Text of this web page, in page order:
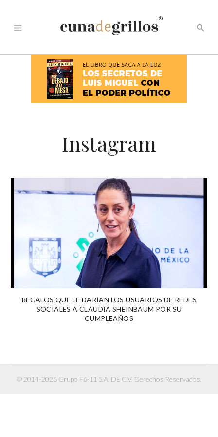
menu
®
search
Instagram
REGALOS QUE LE DARÍAN LOS USUARIOS DE REDES
SOCIALES A CLAUDIA SHEINBAUM POR SU
CUMPLEAÑOS
© 2014-2026 Grupo F6-11 S.A. DE C.V. Derechos Reservados.